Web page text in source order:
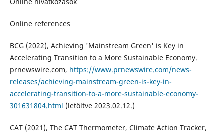
Online references
BCG (2022), Achieving 'Mainstream Green' is Key in
Accelerating Transition to a More Sustainable Economy.
prnewswire.com, https://www.prnewswire.com/news-
releases/achieving-mainstream-green-is-key-in-
accelerating-transition-to-a-more-sustainable-economy-
301631804.html (letöltve 2023.02.12.)
CAT (2021), The CAT Thermometer, Climate Action Tracker,